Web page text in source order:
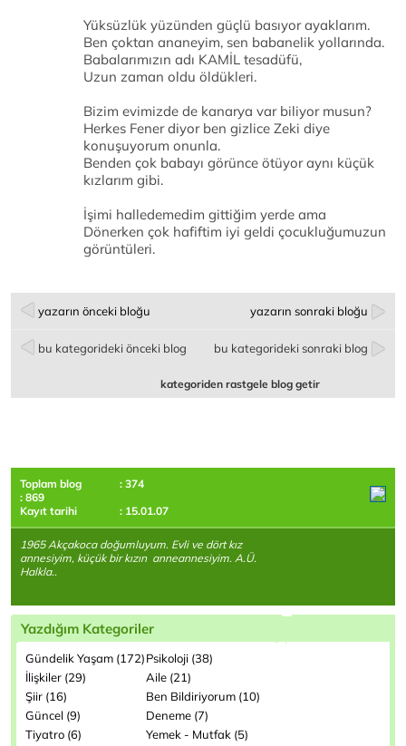
Yüksüzlük yüzünden güçlü basıyor ayaklarım.
Ben çoktan ananeyim, sen babanelik yollarında.
Babalarımızın adı KAMİL tesadüfü,
Uzun zaman oldu öldükleri.
Bizim evimizde de kanarya var biliyor musun?
Herkes Fener diyor ben gizlice Zeki diye
konuşuyorum onunla.
Benden çok babayı görünce ötüyor aynı küçük
kızlarım gibi.
İşimi halledemedim gittiğim yerde ama
Dönerken çok hafiftim iyi geldi çocukluğumuzun
görüntüleri.
yazarın önceki bloğu yazarın sonraki bloğu
bu kategorideki önceki blog bu kategorideki sonraki blog
kategoriden rastgele blog getir
Toplam blog
: 374
: 869
Kayıt tarihi
: 15.01.07
1965 Akçakoca doğumluyum. Evli ve dört kız
annesiyim, küçük bir kızın anneannesiyim. A.Ü.
Halkla..
Yazdığım Kategoriler
Gündelik Yaşam (172)Psikoloji (38)
İlişkiler (29)
Aile (21)
Şiir (16)
Ben Bildiriyorum (10)
Güncel (9)
Deneme (7)
Tiyatro (6)
Yemek - Mutfak (5)